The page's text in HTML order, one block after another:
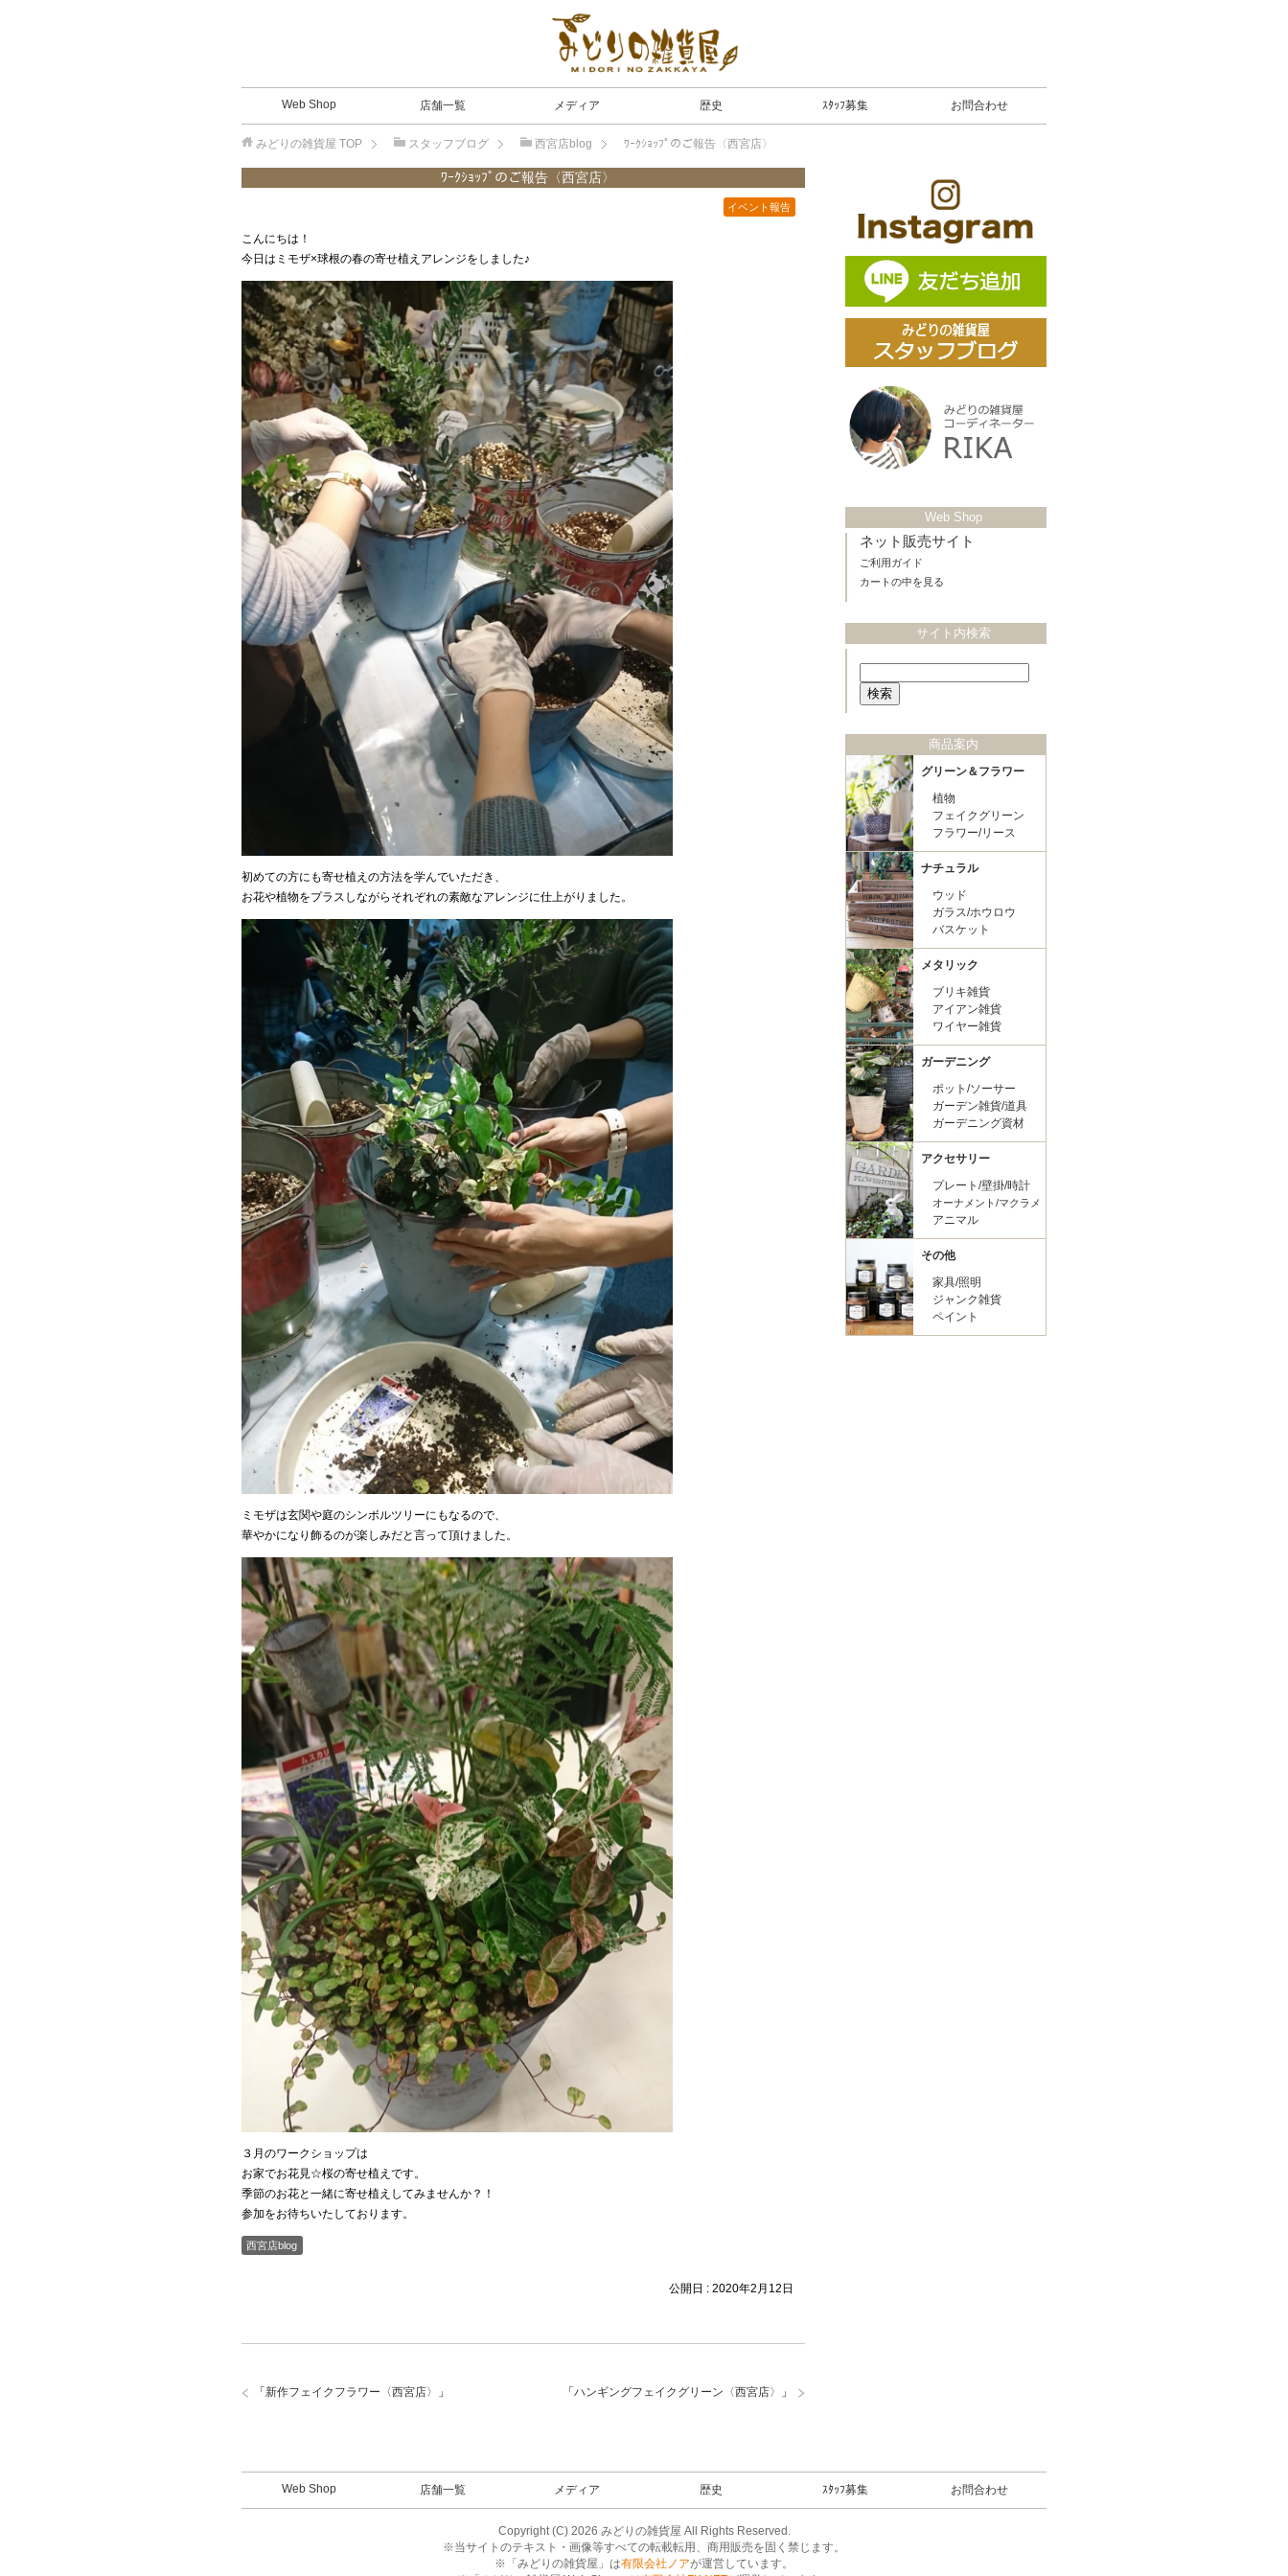
Web Shop 店舗一覧 メディア 歴史 ｽﾀｯﾌ募集 お問合わせ
みどりの雑貨屋 TOP スタッフブログ 西宮店blog ﾜｰｸｼｮｯﾌﾟのご報告〈西宮店〉
ﾜｰｸｼｮｯﾌﾟのご報告〈西宮店〉
イベント報告
こんにちは！
今日はミモザ×球根の春の寄せ植えアレンジをしました♪
初めての方にも寄せ植えの方法を学んでいただき、
お花や植物をプラスしながらそれぞれの素敵なアレンジに仕上がりました。
ミモザは玄関や庭のシンボルツリーにもなるので、
華やかになり飾るのが楽しみだと言って頂けました。
３月のワークショップは
お家でお花見☆桜の寄せ植えです。
季節のお花と一緒に寄せ植えしてみませんか？！
参加をお待ちいたしております。
西宮店blog
公開日 : 2020年2月12日
「 ハンギングフェイクグリーン〈西宮店〉 」
「 新作フェイクフラワー〈西宮店〉 」
Web Shop
ネット販売サイト
ご利用ガイド
カートの中を見る
サイト内検索
商品案内
グリーン＆フラワー
植物
フェイクグリーン
フラワー/リース
ナチュラル
ウッド
ガラス/ホウロウ
バスケット
メタリック
ブリキ雑貨
アイアン雑貨
ワイヤー雑貨
ガーデニング
ポット/ソーサー
ガーデン雑貨/道具
ガーデニング資材
アクセサリー
プレート/壁掛/時計
オーナメント/マクラメ
アニマル
その他
家具/照明
ジャンク雑貨
ペイント
Web Shop 店舗一覧 メディア 歴史 ｽﾀｯﾌ募集 お問合わせ
Copyright (C) 2026 みどりの雑貨屋 All Rights Reserved.
※当サイトのテキスト・画像等すべての転載転用、商用販売を固く禁じます。
※「みどりの雑貨屋」は有限会社ノアが運営しています。